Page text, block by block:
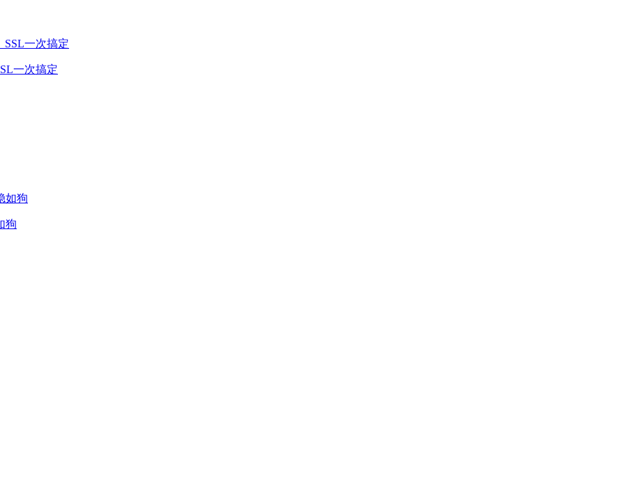
一次搞定
狗